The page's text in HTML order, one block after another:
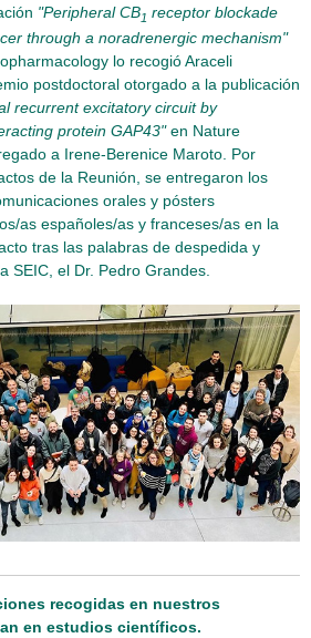
"Peripheral CB1 receptor blockade
through a noradrenergic mechanism"
lo recogió Araceli
postdoctoral otorgado a la publicación
recurrent excitatory circuit by
protein GAP43"en Nature
a Irene-Berenice Maroto. Por
de la Reunión, se entregaron los
orales y pósters
as españoles/as y franceses/as en la
tras las palabras de despedida y
SEIC, el Dr. Pedro Grandes.
recogidas en nuestros
en estudios científicos.